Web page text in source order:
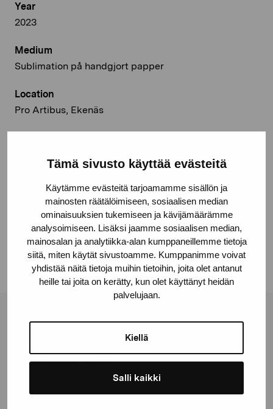
Tämä sivusto käyttää evästeitä
Käytämme evästeitä tarjoamamme sisällön ja
mainosten räätälöimiseen, sosiaalisen median
ominaisuuksien tukemiseen ja kävijämäärämme
analysoimiseen. Lisäksi jaamme sosiaalisen median,
mainosalan ja analytiikka-alan kumppaneillemme tietoja
siitä, miten käytät sivustoamme. Kumppanimme voivat
yhdistää näitä tietoja muihin tietoihin, joita olet antanut
heille tai joita on kerätty, kun olet käyttänyt heidän
palvelujaan.
Kiellä
Salli kaikki
Year
2023
Medium
Sublimation på handgjort papper
Location
Pro Artibus, Ekenäs
Facebook
Linkedin
Pro Artibus Foundation
Gustav Wasas gata 11
proartibus@proartibus.fi